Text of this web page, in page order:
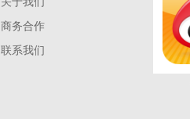
商务合作
联系我们